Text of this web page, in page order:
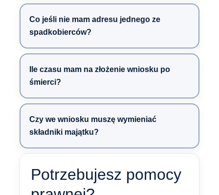
Co jeśli nie mam adresu jednego ze
spadkobierców?
Ile czasu mam na złożenie wniosku po
śmierci?
Czy we wniosku muszę wymieniać
składniki majątku?
Potrzebujesz pomocy